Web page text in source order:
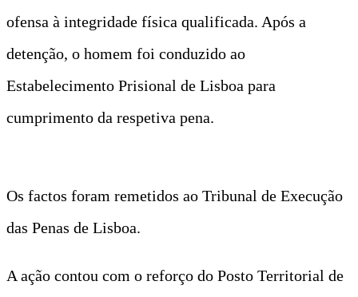
ofensa à integridade física qualificada. Após a
detenção, o homem foi conduzido ao
Estabelecimento Prisional de Lisboa para
cumprimento da respetiva pena.
Os factos foram remetidos ao Tribunal de Execução
das Penas de Lisboa.
A ação contou com o reforço do Posto Territorial de